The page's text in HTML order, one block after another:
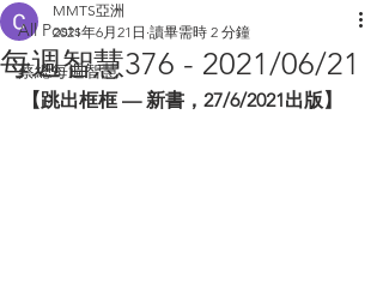
All Posts
蔡總每週智慧
每週智慧376 - 2021/06/21
MMTS亞洲
2021年6月21日 讀畢需時 2 分鐘
【跳出框框 — 新書，27/6/2021出版】